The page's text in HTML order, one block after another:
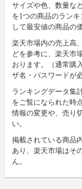
サイズや色、数量な
を1つの商品のラン
して最安値の商品の
楽天市場内の売上高
どを参考に、楽天市
おります。（通常購
ザ名・パスワードが
ランキングデータ集
をご覧になられた時
情報の変更や、売り
い。
掲載されている商品
あり、楽天市場はそ
ん。